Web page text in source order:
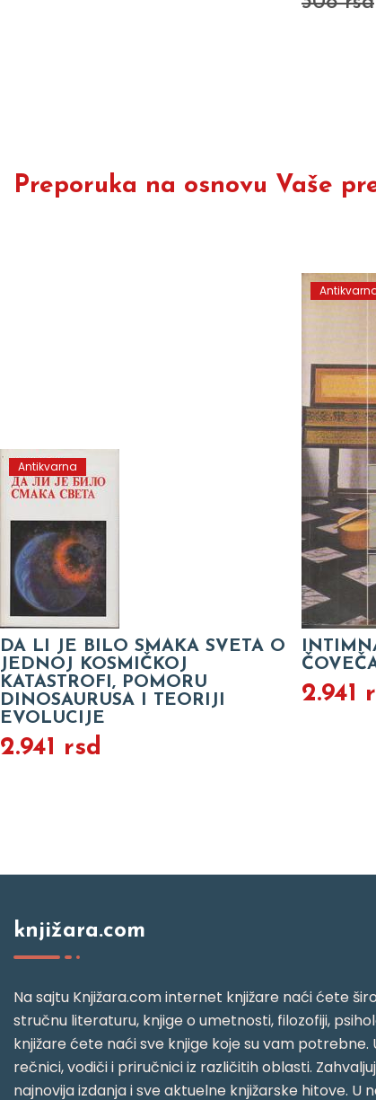
Preporuka na osnovu Vaše
Antikvarna
DA LI JE BILO SMAKA SVETA O
JEDNOJ KOSMIČKOJ
KATASTROFI, POMORU
DINOSAURUSA I TEORIJI
EVOLUCIJE
2.941 rsd
2.941
knjižara.com
Na sajtu Knjižara.com internet knjižare naći ćete
stručnu literaturu, knjige o umetnosti, filozofiji,
knjižare ćete naći sve knjige koje su vam potrebne.
rečnici, vodiči i priručnici iz različitih oblasti.
najnovija izdanja i sve aktuelne knjižarske hitove.